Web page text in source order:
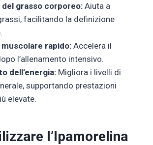
del grasso corporeo:Aiuta a
facilitando la definizione
rapido: Accelera il
l’allenamento intensivo.
dell’energia: Migliora i livelli di
supportando prestazioni
elevate.
l’Ipamorelina